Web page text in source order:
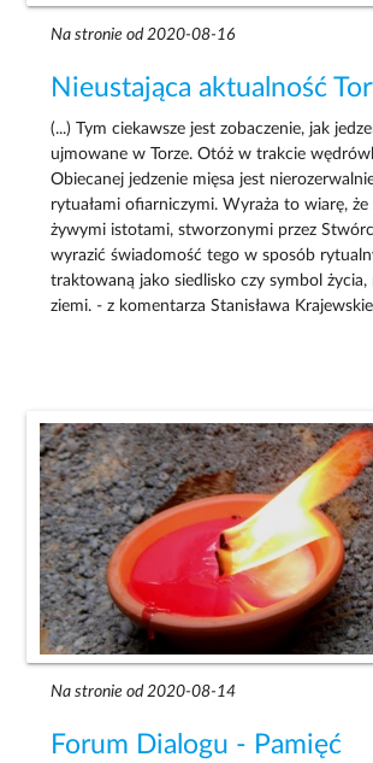
Na stronie od 2020-08-16
Nieustająca aktualność
(...) Tym ciekawsze jest zobaczenie, jak
ujmowane w Torze. Otóż w trakcie
Obiecanej jedzenie mięsa jest
rytuałami ofiarniczymi. Wyraża to wiarę, że
żywymi istotami, stworzonymi przez
wyrazić świadomość tego w sposób
traktowaną jako siedlisko czy symbol
ziemi. - z komentarza Stanisława
Na stronie od 2020-08-14
Forum Dialogu - Pamięć